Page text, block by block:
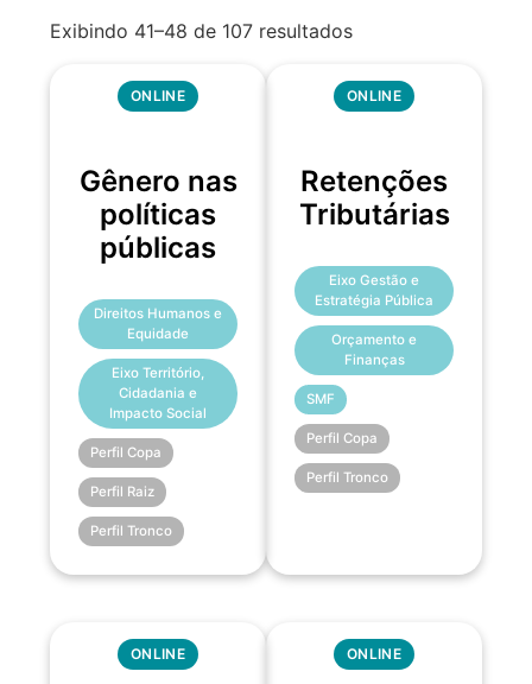
Exibindo 41–48 de 107 resultados
ONLINE
Gênero nas
políticas
públicas
Direitos Humanos e
Equidade
Eixo Território,
Cidadania e
Impacto Social
Perfil Copa
Perfil Raiz
Perfil Tronco
ONLINE
Retenções
Tributárias
Eixo Gestão e
Estratégia Pública
Orçamento e
Finanças
SMF
Perfil Copa
Perfil Tronco
ONLINE ONLINE